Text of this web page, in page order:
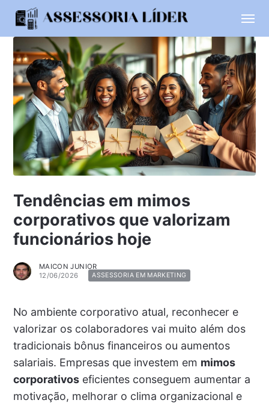
Tendências em mimos
corporativos que valorizam
funcionários hoje
MAICON JUNIOR
12/06/2026
ASSESSORIA EM MARKETING
No ambiente corporativo atual, reconhecer e
valorizar os colaboradores vai muito além dos
tradicionais bônus financeiros ou aumentos
salariais. Empresas que investem em mimos
corporativoseficientes conseguem aumentar a
motivação, melhorar o clima organizacional e